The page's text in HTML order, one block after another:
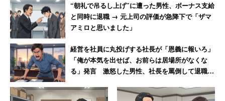
“朝礼で吊るし上げ”に遭った男性、ボーナス支給
と同時に退職 → 元上司の評価が急降下で「ザマ
アミロと思いました」
経営を社員に丸投げする社長が「恩義に報いろ」
「俺が本気を出せば、お前らは居場所がなくな
る」発言 激怒した男性、社長を罵倒して退職